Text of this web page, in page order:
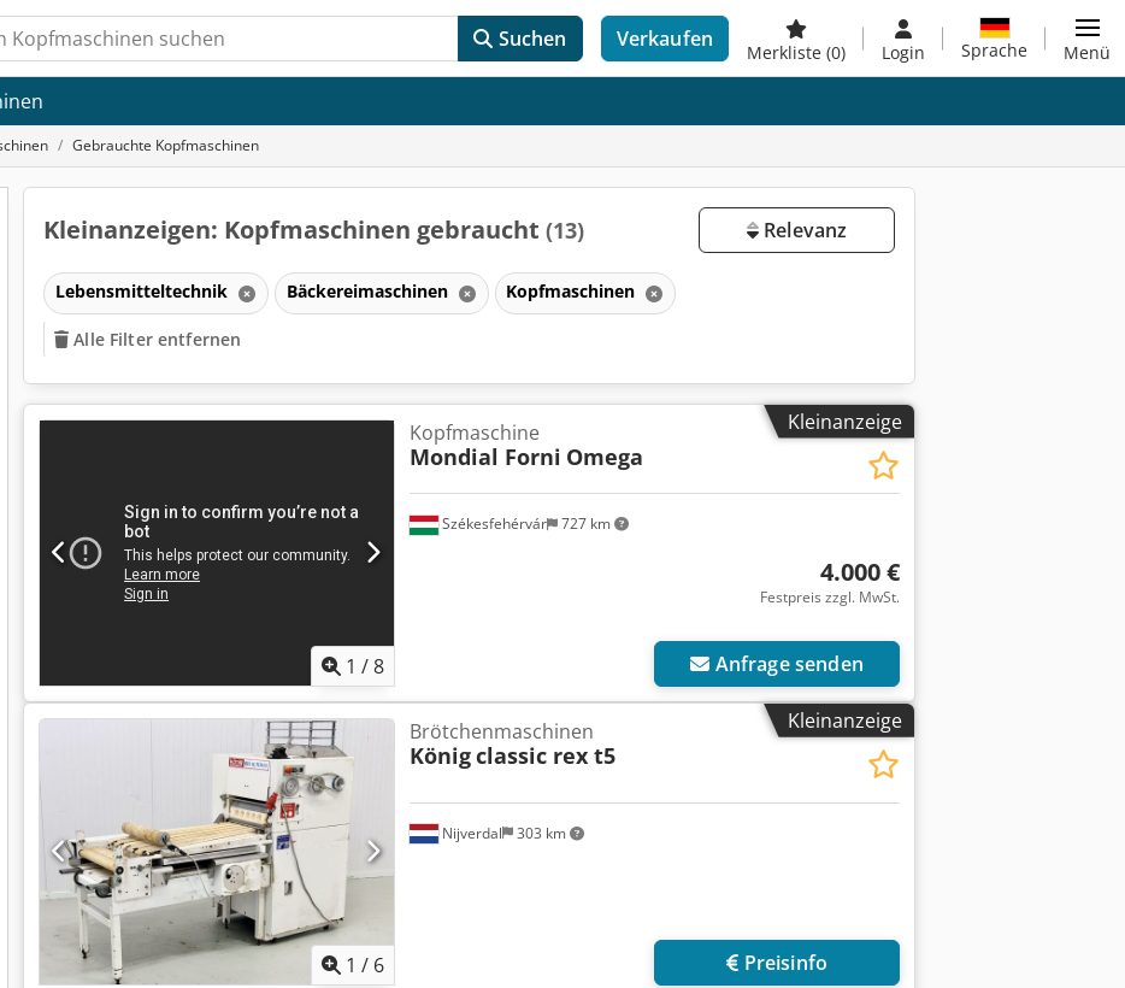
Suchen Verkaufen
Merkliste (0) Login Sprache Menü
Gebrauchte Kopfmaschinen
Kleinanzeigen: Kopfmaschinen gebraucht (13) Relevanz
Lebensmitteltechnik Bäckereimaschinen Kopfmaschinen
Alle Filter entfernen
Kleinanzeige
1 /8
Székesfehérvár 727 km
Kopfmaschine
Mondial Forni Omega
4.000 €
Festpreis zzgl. MwSt.
Anfrage senden
Kleinanzeige
1 / 6
Nijverdal 303 km
Brötchenmaschinen
Königclassic rex t5
Preisinfo